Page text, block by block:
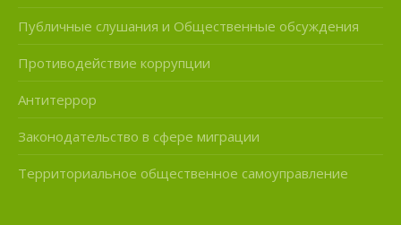
Публичные слушания и Общественные обсуждения
Противодействие коррупции
Антитеррор
Законодательство в сфере миграции
Территориальное общественное самоуправление